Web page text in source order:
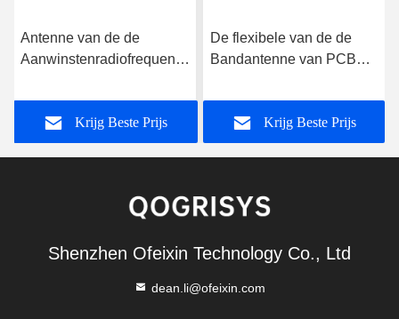
Antenne van de de
Aanwinstenradiofrequentie
Rubber5dbi
Krijg Beste Prijs
De flexibele van de de
Bandantenne van PCB
alle richtingen van PCB
Harde
Krijg Beste Prijs
Shenzhen Ofeixin Technology Co., Ltd
dean.li@ofeixin.com